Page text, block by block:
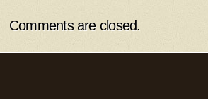
Comments are closed.